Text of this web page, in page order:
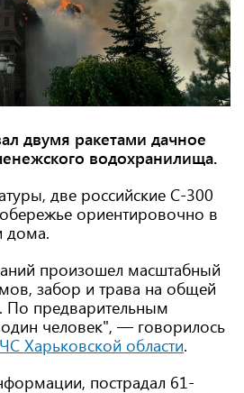
двумя ракетами дачное
водохранилища.
две российские С-300
ориентировочно в
дома.
произошел масштабный
забор и трава на общей
предварительным
человек", — говорилось
Харьковской области.
пострадал 61-